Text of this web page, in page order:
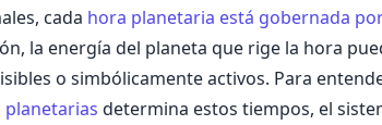
cada hora planetaria está gobernada
la energía del planeta que rige la hora
o simbólicamente activos. Para
planetarias determina estos tiempos, el